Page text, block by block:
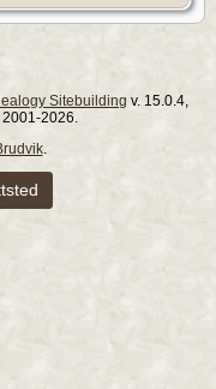
Sitebuilding v. 15.0.4,
2026.
.